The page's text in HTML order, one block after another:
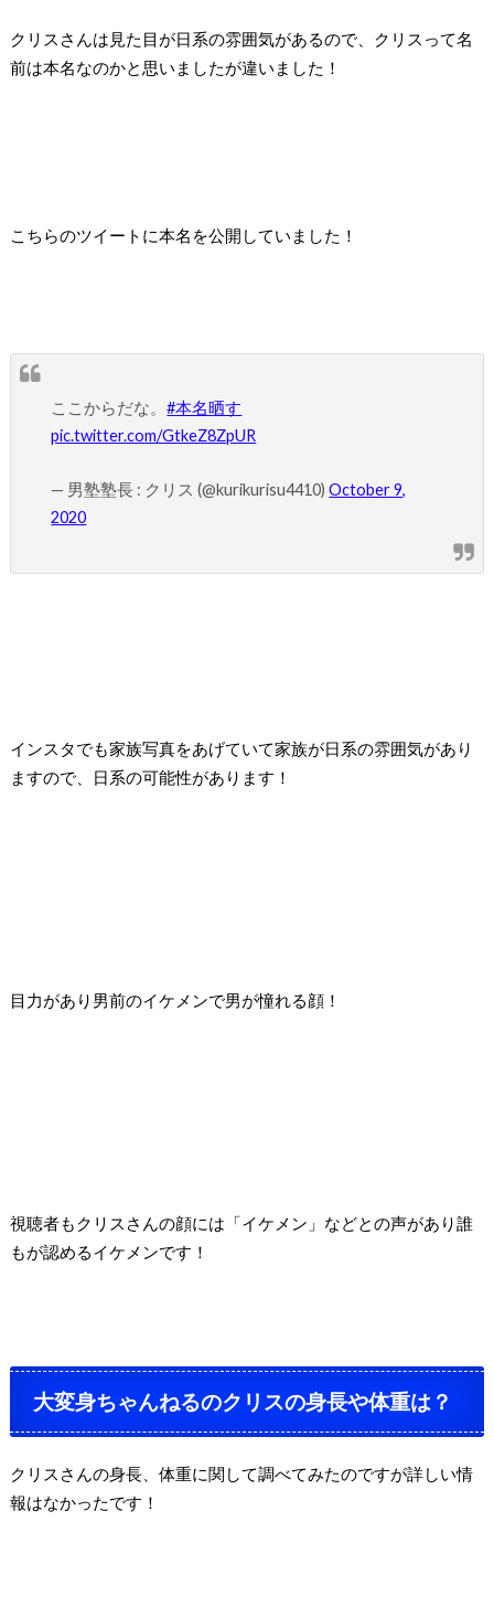
クリスさんは見た目が日系の雰囲気があるので、クリスって名
前は本名なのかと思いましたが違いました！
こちらのツイートに本名を公開していました！
ここからだな。#本名晒す
pic.twitter.com/GtkeZ8ZpUR
— 男塾塾長 : クリス (@kurikurisu4410)October 9,
2020
インスタでも家族写真をあげていて家族が日系の雰囲気があり
ますので、日系の可能性があります！
目力があり男前のイケメンで男が憧れる顔！
視聴者もクリスさんの顔には「イケメン」などとの声があり誰
もが認めるイケメンです！
大変身ちゃんねるのクリスの身長や体重は？
クリスさんの身長、体重に関して調べてみたのですが詳しい情
報はなかったです！